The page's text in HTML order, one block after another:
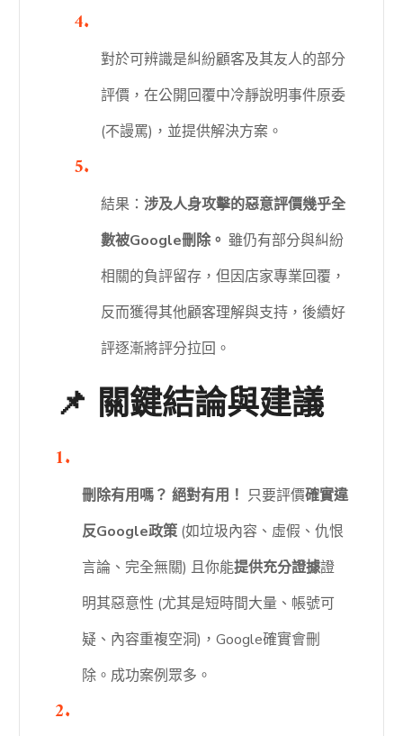
對於可辨識是糾紛顧客及其友人的部分
評價，在公開回覆中冷靜說明事件原委
(不謾罵)，並提供解決方案。
結果： 涉及人身攻擊的惡意評價幾乎全
數被Google刪除。 雖仍有部分與糾紛
相關的負評留存，但因店家專業回覆，
反而獲得其他顧客理解與支持，後續好
評逐漸將評分拉回。
📌 關鍵結論與建議
刪除有用嗎？ 絕對有用！ 只要評價確實違
反Google政策 (如垃圾內容、虛假、仇恨
言論、完全無關) 且你能提供充分證據證
明其惡意性 (尤其是短時間大量、帳號可
疑、內容重複空洞)，Google確實會刪
除。成功案例眾多。